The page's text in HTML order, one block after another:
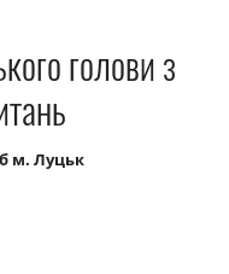
голови з
м. Луцьк